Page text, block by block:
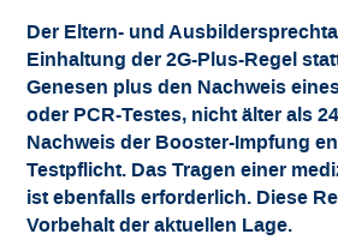
Der Eltern- und
Einhaltung der 2G-Plus-Regel
Genesen plus den Nachweis
oder PCR-Testes, nicht älter als
Nachweis der Booster-Impfung
Testpflicht. Das Tragen einer
ist ebenfalls erforderlich. Diese
Vorbehalt der aktuellen Lage.